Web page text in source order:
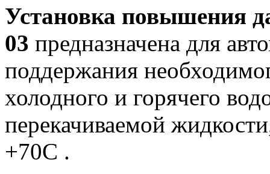
Установка повышения
03 предназначена для
поддержания
холодного и горячего
перекачиваемой
+70С .